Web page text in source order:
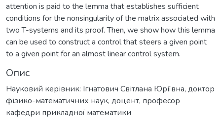
attention is paid to the lemma that establishes sufficient
conditions for the nonsingularity of the matrix associated with
two T-systems and its proof. Then, we show how this lemma
can be used to construct a control that steers a given point
to a given point for an almost linear control system.
Опис
Науковий керівник: Ігнатович Світлана Юріївна, доктор
фізико-математичних наук, доцент, професор
кафедри прикладної математики